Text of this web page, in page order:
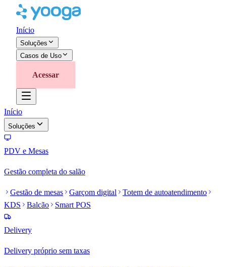
Início
Soluções
Casos de Uso
Acessar
Início
Soluções
PDV e Mesas
Gestão completa do salão
Gestão de mesas Garçom digital
Totem de autoatendimento
KDS
Balcão Smart POS
Delivery
Delivery próprio sem taxas